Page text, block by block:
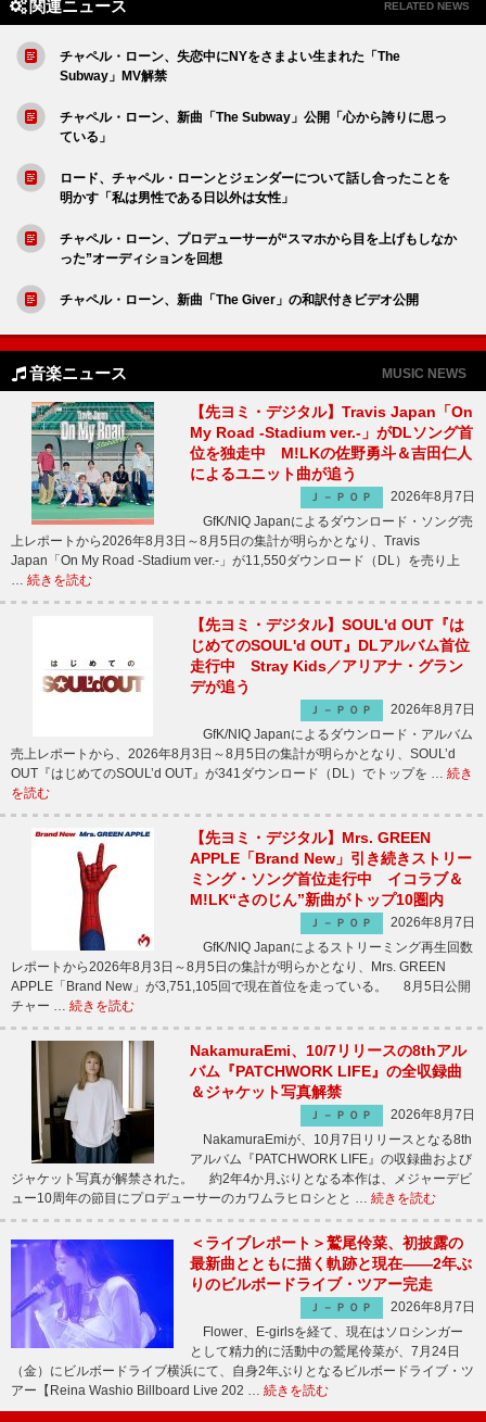
関連ニュース RELATED NEWS
チャペル・ローン、失恋中にNYをさまよい生まれた「The
Subway」MV解禁
チャペル・ローン、新曲「The Subway」公開「心から誇りに思っ
ている」
ロード、チャペル・ローンとジェンダーについて話し合ったことを
明かす「私は男性である日以外は女性」
チャペル・ローン、プロデューサーが“スマホから目を上げもしなか
った”オーディションを回想
チャペル・ローン、新曲「The Giver」の和訳付きビデオ公開
音楽ニュース MUSIC NEWS
【先ヨミ・デジタル】Travis Japan「On
My Road -Stadium ver.-」がDLソング首
位を独走中 M!LKの佐野勇斗＆吉田仁人
によるユニット曲が追う
Ｊ－ＰＯＰ
2026年8月7日
GfK/NIQ Japanによるダウンロード・ソング売
上レポートから2026年8月3日～8月5日の集計が明らかとなり、Travis
Japan「On My Road -Stadium ver.-」が11,550ダウンロード（DL）を売り上
… 続きを読む
【先ヨミ・デジタル】SOUL'd OUT『は
じめてのSOUL'd OUT』DLアルバム首位
走行中 Stray Kids／アリアナ・グラン
デが追う
Ｊ－ＰＯＰ
2026年8月7日
GfK/NIQ Japanによるダウンロード・アルバム
売上レポートから、2026年8月3日～8月5日の集計が明らかとなり、SOUL’d
OUT『はじめてのSOUL’d OUT』が341ダウンロード（DL）でトップを … 続き
を読む
【先ヨミ・デジタル】Mrs. GREEN
APPLE「Brand New」引き続きストリー
ミング・ソング首位走行中 イコラブ＆
M!LK“さのじん”新曲がトップ10圏内
Ｊ－ＰＯＰ
2026年8月7日
GfK/NIQ Japanによるストリーミング再生回数
レポートから2026年8月3日～8月5日の集計が明らかとなり、Mrs. GREEN
APPLE「Brand New」が3,751,105回で現在首位を走っている。 8月5日公開
チャー … 続きを読む
NakamuraEmi、10/7リリースの8thアル
バム『PATCHWORK LIFE』の全収録曲
＆ジャケット写真解禁
Ｊ－ＰＯＰ
2026年8月7日
NakamuraEmiが、10月7日リリースとなる8th
アルバム『PATCHWORK LIFE』の収録曲および
ジャケット写真が解禁された。 約2年4か月ぶりとなる本作は、メジャーデビ
ュー10周年の節目にプロデューサーのカワムラヒロシとと … 続きを読む
＜ライブレポート＞鷲尾伶菜、初披露の
最新曲とともに描く軌跡と現在――2年ぶ
りのビルボードライブ・ツアー完走
Ｊ－ＰＯＰ
2026年8月7日
Flower、E-girlsを経て、現在はソロシンガー
として精力的に活動中の鷲尾伶菜が、7月24日
（金）にビルボードライブ横浜にて、自身2年ぶりとなるビルボードライブ・ツ
アー【Reina Washio Billboard Live 202 … 続きを読む